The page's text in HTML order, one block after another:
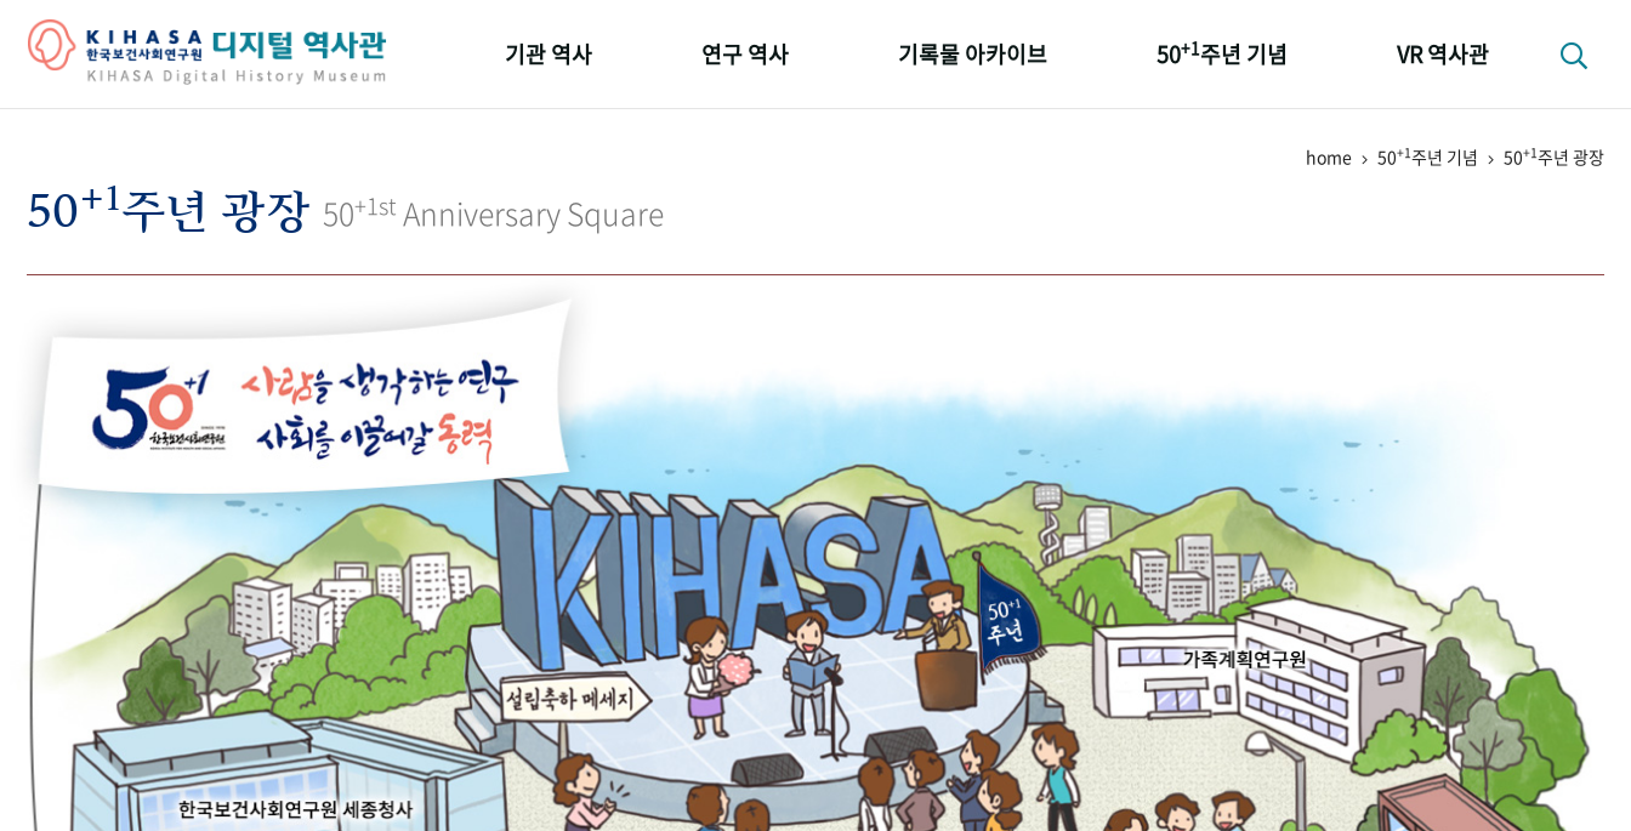
기관 역사
역대 기관장
연구 역사 기록물 아카이브 50+1주년 기념 VR 역사관
home 50+1주년 기념 50+1주년 광장
50+1주년 광장 50+1st Anniversary Square